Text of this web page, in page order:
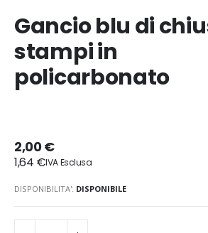
Gancio blu di
stampi in
policarbonato
2,00 €
1,64 €
DISPONIBILITA': DISPONIBILE